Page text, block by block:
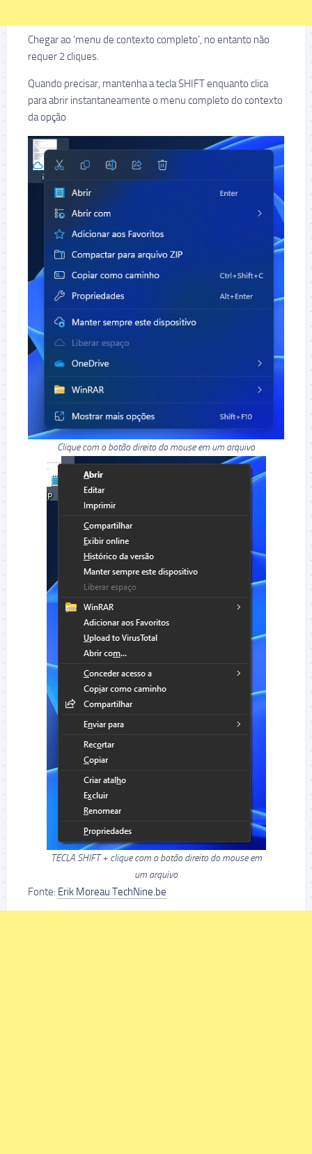
Chegar ao ‘menu de contexto completo’, no entanto não
requer 2 cliques.
Quando precisar, mantenha a tecla SHIFT enquanto clica
para abrir instantaneamente o menu completo do contexto
da opção
Clique com o botão direito do mouse em um arquivo
TECLA SHIFT + clique com o botão direito do mouse em
um arquivo
Fonte: Erik Moreau TechNine.be